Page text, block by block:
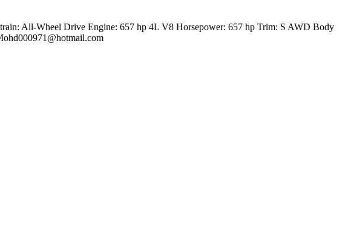
All-Wheel Drive Engine: 657 hp 4L V8 Horsepower: 657 hp Trim: S AWD Body